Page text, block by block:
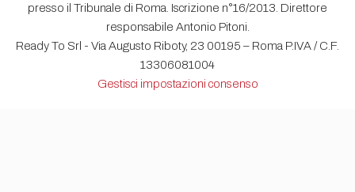
presso il Tribunale di Roma. Iscrizione n°16/2013. Direttore
responsabile Antonio Pitoni.
Ready To Srl - Via Augusto Riboty, 23 00195 – Roma P.IVA / C.F.
13306081004
Gestisci impostazioni consenso